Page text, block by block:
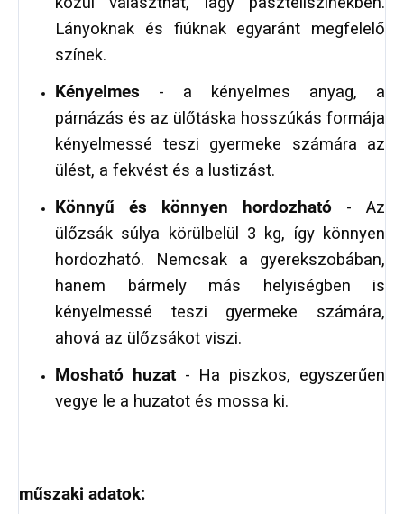
Lányoknak és fiúknak egyaránt megfelelő
színek.
Kényelmes - a kényelmes anyag, a
párnázás és az ülőtáska hosszúkás formája
kényelmessé teszi gyermeke számára az
ülést, a fekvést és a lustizást.
Könnyű és könnyen hordozható - Az
ülőzsák súlya körülbelül 3 kg, így könnyen
hordozható. Nemcsak a gyerekszobában,
hanem bármely más helyiségben is
kényelmessé teszi gyermeke számára,
ahová az ülőzsákot viszi.
Mosható huzat- Ha piszkos, egyszerűen
vegye le a huzatot és mossa ki.
műszaki adatok: